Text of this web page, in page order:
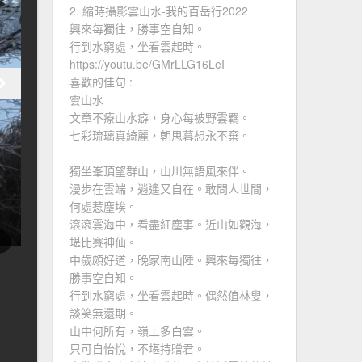
2. 縮時攝影雲山水-我的百岳行2022
興來每獨往，勝事空自知。
行到水窮處，坐看雲起時。
https://youtu.be/GMrLLG16LeI
喜歡的佳句 :
雲山水
文章不療山水癖，身心每被野雲羈。
七彩琉璃真綺麗，朝思暮想永不棄。
獨坐峯頂望群山，山川無語風來伴。
漫步在雲端，逍遙又自在。敢問人世間，
何處惹塵埃。
滾滾雲海中，看盡紅塵事。近山如觀海，
堪比賽神仙。
中歲頗好道，晚家南山陲。興來每獨往，
勝事空自知。
行到水窮處，坐看雲起時。偶然值林叟，
談笑無還期。
山中何所有，嶺上多白雲。
只可自怡悅，不堪持贈君。